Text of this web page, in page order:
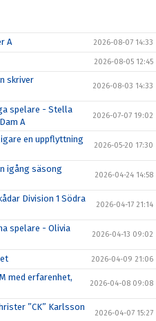
A 2026-08-07 14:33
2026-08-05 12:45
skriver
2026-08-03 14:33
spelare - Stella
A
2026-07-07 19:02
en uppflyttning
2026-05-20 17:30
igång säsong
2026-04-24 14:58
Division 1 Södra
2026-04-17 21:14
spelare - Olivia
2026-04-13 09:02
2026-04-09 21:06
med erfarenhet,
2026-04-08 09:08
”CK” Karlsson
2026-04-07 15:27